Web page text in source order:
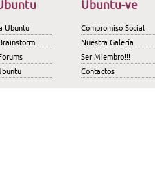
Ubuntu
Ubuntu-ve
Compromiso Social
Nuestra Galería
Ser Miembro!!!
Contactos